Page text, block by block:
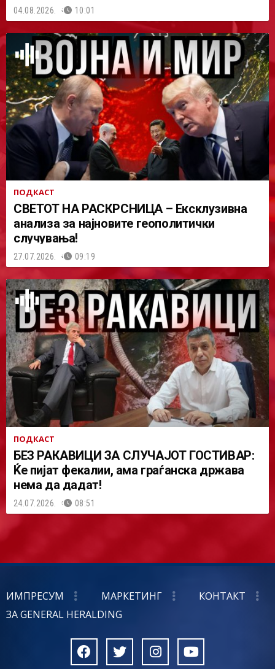
04.08.2026. 10:01
ПОДКАСТ
СВЕТОТ НА РАСКРСНИЦА – Ексклузивна
анализа за најновите геополитички
случувања!
27.07.2026. 09:19
ПОДКАСТ
БЕЗ РАКАВИЦИ ЗА СЛУЧАЈОТ ГОСТИВАР:
Ќе пијат фекалии, ама граѓанска држава
нема да дадат!
24.07.2026. 08:51
ИМПРЕСУМ МАРКЕТИНГ
КОНТАКТ
ЗА GENERAL HERALDING